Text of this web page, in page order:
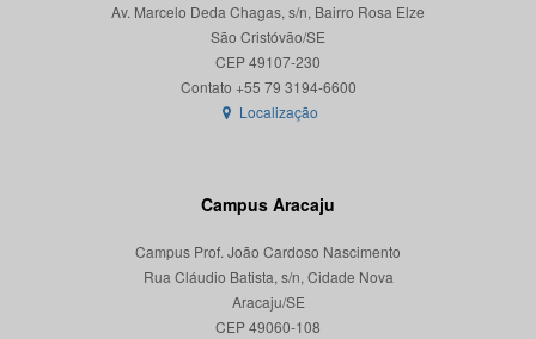
Av. Marcelo Deda Chagas, s/n, Bairro Rosa Elze
São Cristóvão/SE
CEP 49107-230
Localização
Campus Aracaju
Campus Prof. João Cardoso Nascimento
Rua Cláudio Batista, s/n, Cidade Nova
Aracaju/SE
CEP 49060-108